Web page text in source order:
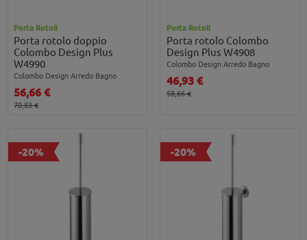
Porta Rotoli
Porta rotolo doppio
Colombo Design Plus
W4990
Colombo Design Arredo Bagno
56,66 €
70,83 €
Porta Rotoli
Porta rotolo Colombo
Design Plus W4908
Colombo Design Arredo Bagno
46,93 €
58,66 €
-20% -20%